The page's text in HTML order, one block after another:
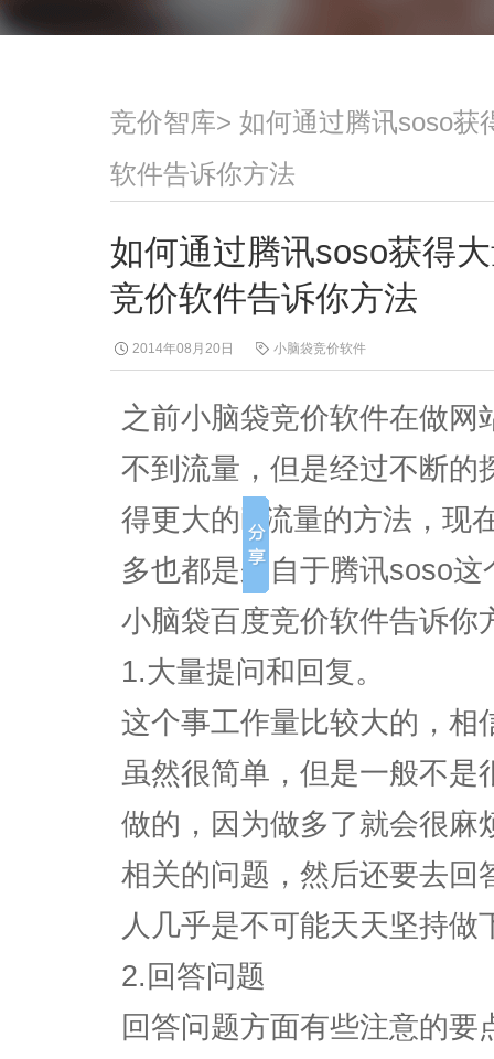
竞价智库> 如何通过腾讯soso获
软件告诉你方法
如何通过腾讯soso获得
竞价软件告诉你方法
2014年08月20日 小脑袋竞价软件
之前小脑袋竞价软件在做
不到流量，但是经过不断的
得更大的ip流量的方法，现
多也都是来自于腾讯soso
小脑袋百度竞价软件告诉你
1.大量提问和回复。
这个事工作量比较大的，相
虽然很简单，但是一般不
做的，因为做多了就会很麻
相关的问题，然后还要去回
人几乎是不可能天天坚持做
2.回答问题
回答问题方面有些注意的